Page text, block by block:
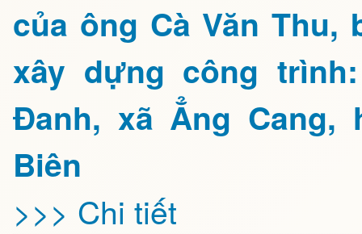
của ông Cà Văn Thu,
xây dựng công
Đanh, xã Ẳng Cang,
Biên
>>> Chi tiết